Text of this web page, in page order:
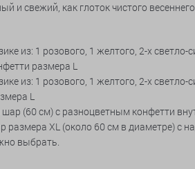
и свежий, как глоток чистого
из: 1 розового, 1 желтого, 2-х
размера L
из: 1 розового, 1 желтого, 2-х
L
(60 см) с разноцветным конфетти
размера XL (около 60 см в диаметре) с
выбрать.